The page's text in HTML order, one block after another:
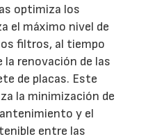
optimiza los
el máximo nivel de
filtros, al tiempo
la renovación de las
de placas. Este
la minimización de
y el
entre las